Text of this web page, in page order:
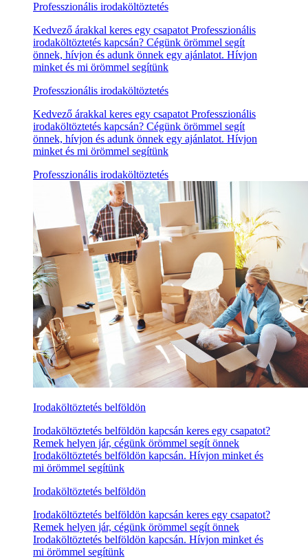
Professzionális irodaköltöztetés
Kedvező árakkal keres egy csapatot Professzionális
irodaköltöztetés kapcsán? Cégünk örömmel segít
önnek, hívjon és adunk önnek egy ajánlatot. Hívjon
minket és mi örömmel segítünk
Professzionális irodaköltöztetés
Kedvező árakkal keres egy csapatot Professzionális
irodaköltöztetés kapcsán? Cégünk örömmel segít
önnek, hívjon és adunk önnek egy ajánlatot. Hívjon
minket és mi örömmel segítünk
Professzionális irodaköltöztetés
Irodaköltöztetés belföldön
Irodaköltöztetés belföldön kapcsán keres egy csapatot?
Remek helyen jár, cégünk örömmel segít önnek
Irodaköltöztetés belföldön kapcsán. Hívjon minket és
mi örömmel segítünk
Irodaköltöztetés belföldön
Irodaköltöztetés belföldön kapcsán keres egy csapatot?
Remek helyen jár, cégünk örömmel segít önnek
Irodaköltöztetés belföldön kapcsán. Hívjon minket és
mi örömmel segítünk